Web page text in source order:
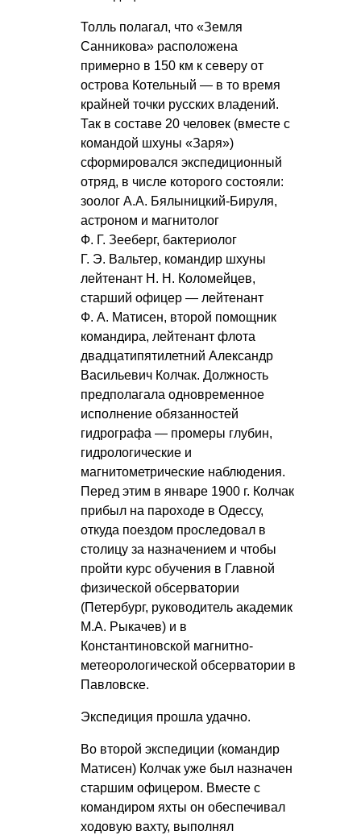
Толль полагал, что «Земля
Санникова» расположена
примерно в 150 км к северу от
острова Котельный — в то время
крайней точки русских владений.
Так в составе 20 человек (вместе с
командой шхуны «Заря»)
сформировался экспедиционный
отряд, в числе которого состояли:
зоолог А.А. Бялыницкий-Бируля,
астроном и магнитолог
Ф. Г. Зееберг, бактериолог
Г. Э. Вальтер, командир шхуны
лейтенант Н. Н. Коломейцев,
старший офицер — лейтенант
Ф. А. Матисен, второй помощник
командира, лейтенант флота
двадцатипятилетний Александр
Васильевич Колчак. Должность
предполагала одновременное
исполнение обязанностей
гидрографа — промеры глубин,
гидрологические и
магнитометрические наблюдения.
Перед этим в январе 1900 г. Колчак
прибыл на пароходе в Одессу,
откуда поездом проследовал в
столицу за назначением и чтобы
пройти курс обучения в Главной
физической обсерватории
(Петербург, руководитель академик
М.А. Рыкачев) и в
Константиновской магнитно-
метеорологической обсерватории в
Павловске.
Экспедиция прошла удачно.
Во второй экспедиции (командир
Матисен) Колчак уже был назначен
старшим офицером. Вместе с
командиром яхты он обеспечивал
ходовую вахту, выполнял